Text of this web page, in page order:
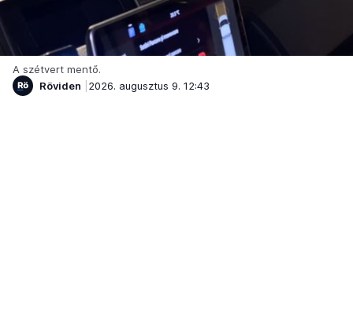
A szétvert mentő.
Röviden
2026. augusztus 9. 12:43